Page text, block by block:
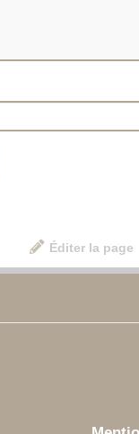
Éditer la page